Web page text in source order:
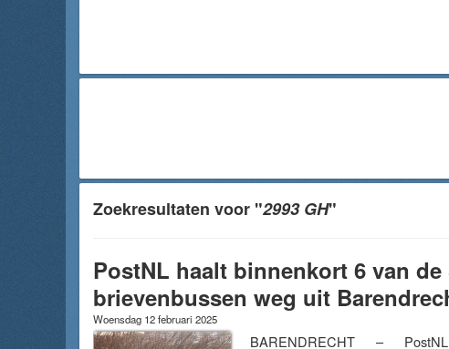
Zoekresultaten voor "2993 GH"
PostNL haalt binnenkort 6 van de
brievenbussen weg uit
Woensdag 12 februari 2025
BARENDRECHT –